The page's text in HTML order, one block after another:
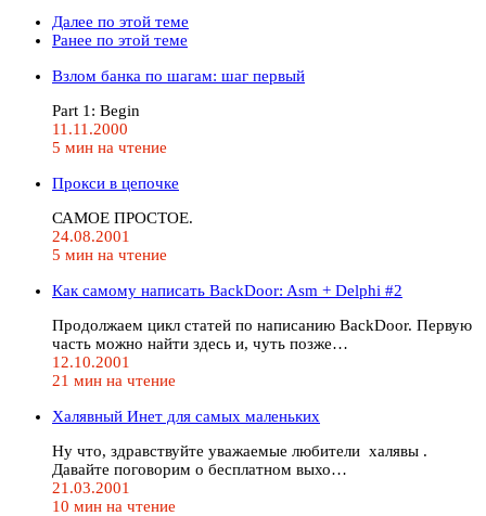
Далее по этой теме
Ранее по этой теме
Взлом банка по шагам: шаг первый
Part 1: Begin
11.11.2000
5 мин на чтение
Прокси в цепочке
САМОЕ ПРОСТОЕ.
24.08.2001
5 мин на чтение
Как самому написать BackDoor: Asm + Delphi #2
Продолжаем цикл статей по написанию BackDoor. Первую
часть можно найти здесь и, чуть позже…
12.10.2001
21 мин на чтение
Халявный Инет для самых маленьких
Ну что, здравствуйте уважаемые любители халявы .
Давайте поговорим о бесплатном выхо…
21.03.2001
10 мин на чтение